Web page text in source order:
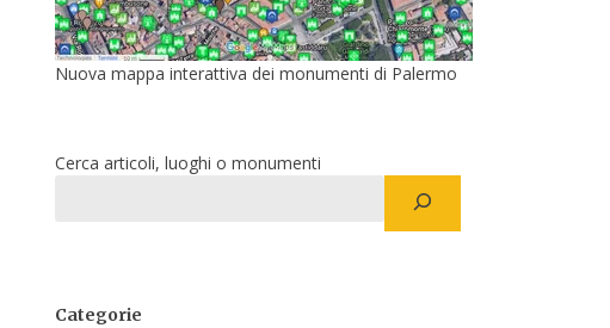
Nuova mappa interattiva dei monumenti di Palermo
Cerca articoli, luoghi o monumenti
Categorie